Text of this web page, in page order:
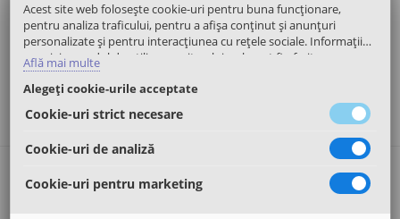
Motor 1400W 137,5mm - SKL
100.00Lei
Contact
Acest site web folosește cookie-uri pentru buna funcționare,
pentru analiza traficului, pentru a afișa conținut și anunțuri
personalizate și pentru interacțiunea cu rețele sociale. Informații
cu privire modul de utilizare a site-ului web, pot fi oferite
partenerilor noștri de publicitate, de analiză trafic, sau de tipul
rețelelor sociale. Aceștia le pot asocia și cu alte informații oferite de
dumneavoastră sau culese în urma folosirii serviciilor proprii.
Află mai multe
Alegeți cookie-urile acceptate
Cookie-uri strict necesare
Cookie-uri de analiză
Cookie-uri pentru marketing